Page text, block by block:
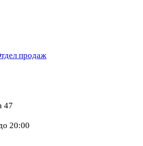
продаж
47
20:00